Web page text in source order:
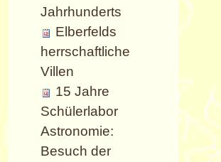
Jahrhunderts
Elberfelds
herrschaftliche
Villen
15 Jahre
Schülerlabor
Astronomie:
Besuch der